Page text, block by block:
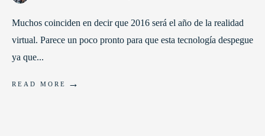
Muchos coinciden en decir que 2016 será el año de la realidad
virtual. Parece un poco pronto para que esta tecnología despegue
ya que...
READ MORE →